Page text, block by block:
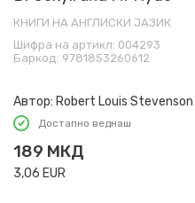
КНИГИ НА АНГЛИСКИ ЈАЗИК
Шифра на артикл: 004293
Баркод: 9781853260612
Автор: Robert Louis Stevenson
Достапно веднаш
189 МКД
3,06 EUR